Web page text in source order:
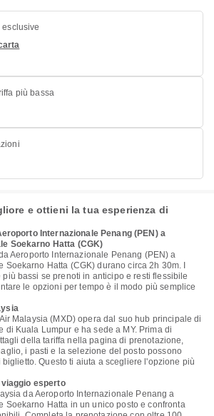
esclusive
più bassa
e ottieni la tua esperienza di
Internazionale Penang (PEN) a
Soekarno Hatta (CGK)
Aeroporto Internazionale Penang (PEN) a
Hatta (CGK) durano circa 2h 30m. I
bassi se prenoti in anticipo e resti flessibile
le opzioni per tempo è il modo più semplice
Malaysia (MXD) opera dal suo hub principale di
di Kuala Lumpur e ha sede a MY. Prima di
della tariffa nella pagina di prenotazione,
i pasti e la selezione del posto possono
Questo ti aiuta a scegliere l'opzione più
esperto
da Aeroporto Internazionale Penang a
Soekarno Hatta in un unico posto e confronta